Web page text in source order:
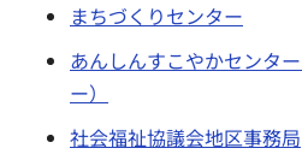
まちづくりセンター
あんしんすこやかセンタ
ー）
社会福祉協議会地区事務局